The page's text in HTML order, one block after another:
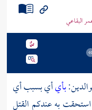
البقاعي
بأيأي بسبب أي
به عندكم القتل